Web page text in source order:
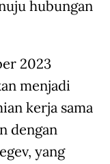
hubungan
2023
menjadi
kerja sama
dengan
yang